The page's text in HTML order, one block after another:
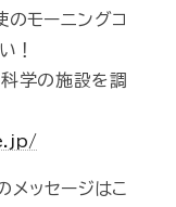
モーニングコ
！
学の施設を調
メッセージはこ